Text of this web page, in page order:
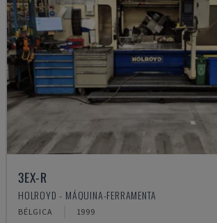
3EX-R
HOLROYD - MÁQUINA-FERRAMENTA
BÉLGICA 1999